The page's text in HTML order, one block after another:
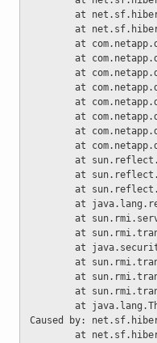
at
at
at
at
at
at
at
at
at
at
at
at
at
at
at
at
at
at
at
at
at
Caused by:
at